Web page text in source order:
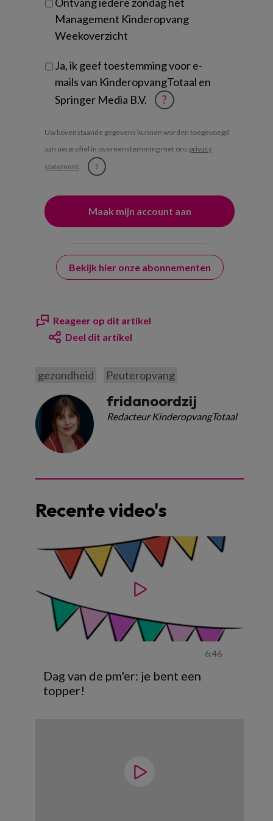
Management Kinderopvang
Weekoverzicht
Ja, ik geef toestemming voor e-
mails van KinderopvangTotaal en
Springer Media B.V.
?
Uw bovenstaande gegevens kunnen worden toegevoegd
aan uw profiel in overeenstemming met ons privacy
statement. ?
Bekijk hier onze abonnementen
Reageer op dit artikel
Deel dit artikel
gezondheid Peuteropvang
fridanoordzij
Redacteur KinderopvangTotaal
Recente video's
6:46
Dag van de pm'er: je bent een
topper!